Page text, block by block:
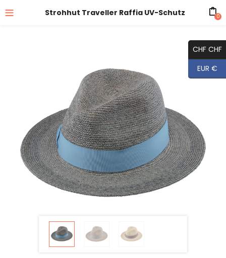
Strohhut Traveller Raffia UV-Schutz 0
CHF CHF
EUR €